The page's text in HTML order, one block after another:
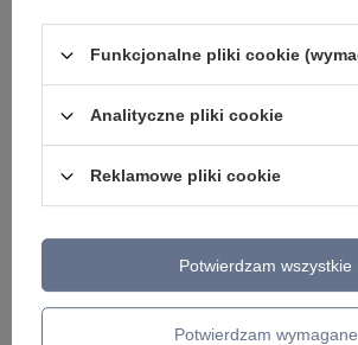
ZOBACZ RÓWNIEŻ
Funkcjonalne pliki cookie
Analityczne pliki cookie
Reklamowe pliki cookie
Potwierdzam wymagane
Potwierdzam wszystkie